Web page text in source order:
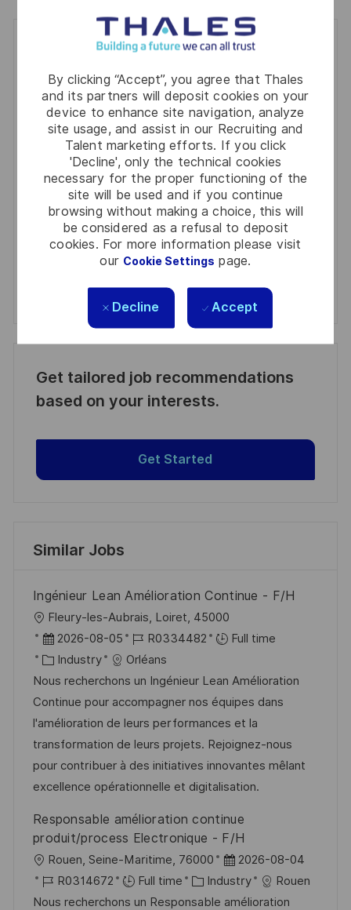
By clicking “Accept”, you agree that Thales
and its partners will deposit cookies on your
device to enhance site navigation, analyze
site usage, and assist in our Recruiting and
Talent marketing efforts. If you click
'Decline', only the technical cookies
necessary for the proper functioning of the
site will be used and if you continue
browsing without making a choice, this will
be considered as a refusal to deposit
cookies. For more information please visit
our Cookie Settings page.
Decline Accept
Get notified for similar jobs
You'll receive updates once a week
Enter
Email
address
(Required)
Required
Review and agree to the terms of processing
personal information
Activate
Manage alerts
Get tailored job recommendations
based on your interests.
Get Started
Similar Jobs
Ingénieur Lean Amélioration Continue - F/H
L
o
c
a
t
i
o
n
Fleury-les-Aubrais, Loiret, 45000
P
o
s
t
e
d
D
a
e
2026-08-05
J
o
b
I
d
R0334482
Full time
C
a
t
e
g
o
r
Industry
Orléans
Nous recherchons un Ingénieur Lean Amélioration
Continue pour accompagner nos équipes dans
l'amélioration de leurs performances et la
transformation de leurs projets. Rejoignez-nous
pour contribuer à des initiatives innovantes mêlant
excellence opérationnelle et digitalisation.
Responsable amélioration continue
produit/process Electronique - F/H
L
o
c
Rouen, Seine-Maritime, 76000
P
o
s
2026-08-04
J
o
R0314672 Full time
C
a
Industry
Rouen
Nous recherchons un Responsable amélioration